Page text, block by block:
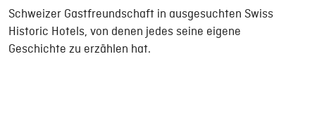
Schweizer Gastfreundschaft in ausgesuchten Swiss
Historic Hotels, von denen jedes seine eigene
Geschichte zu erzählen hat.